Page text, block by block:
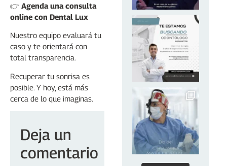
👉 Agenda una consulta
online con Dental Lux
Nuestro equipo evaluará tu
caso y te orientará con
total transparencia.
Recuperar tu sonrisa es
posible. Y hoy, está más
cerca de lo que imaginas.
Deja un
comentario